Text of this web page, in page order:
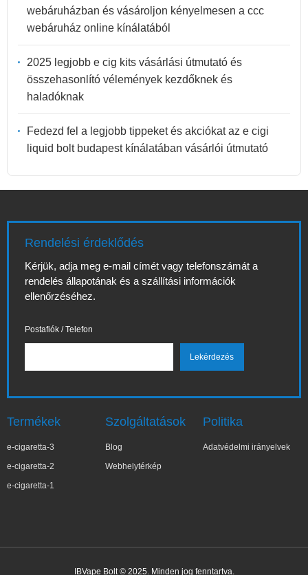
webáruházban és vásároljon kényelmesen a ccc
webáruház online kínálatából
2025 legjobb e cig kits vásárlási útmutató és
összehasonlító vélemények kezdőknek és
haladóknak
Fedezd fel a legjobb tippeket és akciókat az e cigi
liquid bolt budapest kínálatában vásárlói útmutató
Rendelési érdeklődés
Kérjük, adja meg e-mail címét vagy telefonszámát a
rendelés állapotának és a szállítási információk
ellenőrzéséhez.
Postafiók / Telefon
Termékek
e-cigaretta-3
e-cigaretta-2
e-cigaretta-1
Szolgáltatások
Blog
Webhelytérkép
Politika
Adatvédelmi irányelvek
IBVape Bolt © 2025. Minden jog fenntartva.